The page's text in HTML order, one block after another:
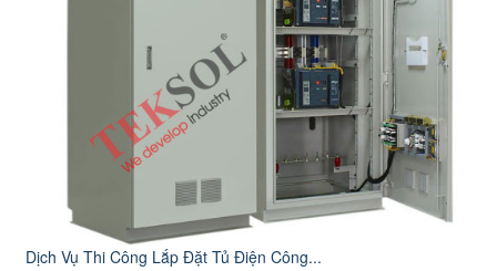
Dịch Vụ Thi Công Lắp Đặt Tủ Điện Công...